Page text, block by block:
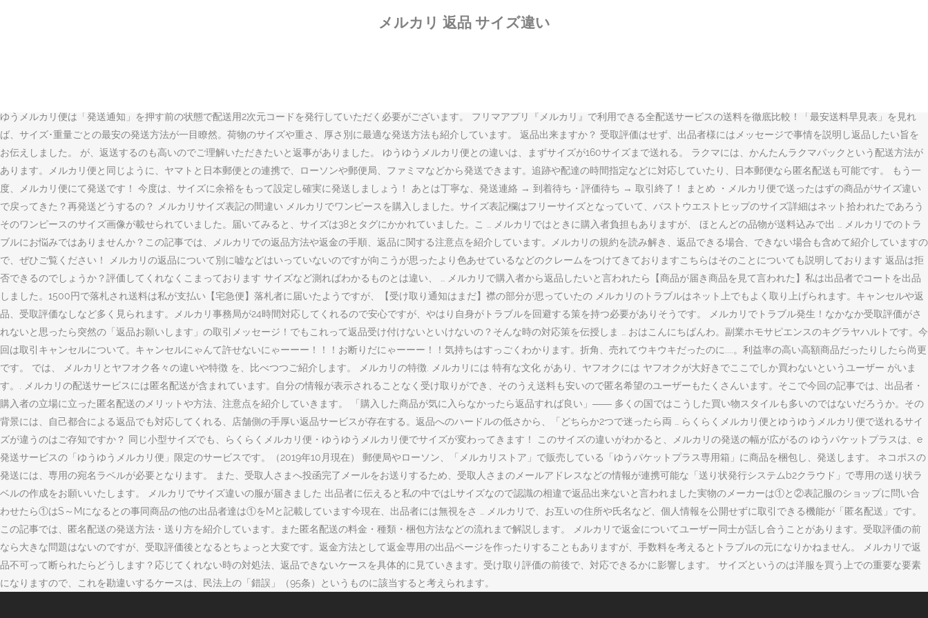
メルカリ 返品 サイズ違い
か？ そこで今回はメルカリで買った商品を返品する際のやり方、送料など … メルカリで違う商品が届く原因は、『コンビニや郵便局・ヤマトの営業所で伝票を貼り間違えた場合』と『伝票は合っているのに配送業
ゆうメルカリ便は「発送通知」を押す前の状態で配送用2次元コードを発行していただく必要がございます。 フリマアプリ『メルカリ』で利用できる全配送サービスの送料を徹底比較！「最安送料早見表」を見れ
ば、サイズ･重量ごとの最安の発送方法が一目瞭然。荷物のサイズや重さ、厚さ別に最適な発送方法も紹介しています。 返品出来ますか？ 受取評価はせず、出品者様にはメッセージで事情を説明し返品したい旨を
お伝えしました。 が、返送するのも高いのでご理解いただきたいと返事がありました。 ゆうゆうメルカリ便との違いは、まずサイズが160サイズまで送れる。 ラクマには、かんたんラクマパックという配送方法が
あります。メルカリ便と同じように、ヤマトと日本郵便との連携で、ローソンや郵便局、ファミマなどから発送できます。追跡や配達の時間指定などに対応していたり、日本郵便なら匿名配送も可能です。 もう一
度、メルカリ便にて発送です！ 今度は、サイズに余裕をもって設定し確実に発送しましょう！ あとは丁寧な、発送連絡 → 到着待ち・評価待ち → 取引終了！ まとめ ・メルカリ便で送ったはずの商品がサイズ違い
で戻ってきた？再発送どうするの？ メルカリサイズ表記の間違い メルカリでワンピースを購入しました。サイズ表記欄はフリーサイズとなっていて、バストウエストヒップのサイズ詳細はネット拾われたであろう
そのワンピースのサイズ画像が載せられていました。届いてみると、サイズは38とタグにかかれていました。こ … メルカリではときに購入者負担もありますが、 ほとんどの品物が送料込みで出 … メルカリでのトラ
ブルにお悩みではありませんか？この記事では、メルカリでの返品方法や返金の手順、返品に関する注意点を紹介しています。メルカリの規約を読み解き、返品できる場合、できない場合も含めて紹介していますの
で、ぜひご覧ください！ メルカリの返品について別に嘘などはいっていないのですが向こうが思ったより色あせているなどのクレームをつけてきておりますこちらはそのことについても説明しております 返品は拒
否できるのでしょうか？評価してくれなくこまっております サイズなど測ればわかるものとは違い、 … メルカリで購入者から返品したいと言われたら【商品が届き商品を見て言われた】私は出品者でコートを出品
しました。1500円で落札され送料は私が支払い【宅急便】落札者に届いたようですが、【受け取り通知はまだ】襟の部分が思っていたの メルカリのトラブルはネット上でもよく取り上げられます。キャンセルや返
品、受取評価なしなど多く見られます。メルカリ事務局が24時間対応してくれるので安心ですが、やはり自身がトラブルを回避する策を持つ必要がありそうです。 メルカリでトラブル発生！なかなか受取評価がさ
れないと思ったら突然の「返品お願いします」の取引メッセージ！でもこれって返品受け付けないといけないの？そんな時の対応策を伝授しま … おはこんにちばんわ。副業ホモサピエンスのキグラヤハルトです。今
回は取引キャンセルについて。キャンセルにゃんて許せないにゃーーー！！！お断りだにゃーーー！！気持ちはすっごくわかります。折角、売れてウキウキだったのに....。利益率の高い高額商品だったりしたら尚更
です。 では、 メルカリとヤフオク各々の違いや特徴 を、比べつつご紹介します。 メルカリの特徴. メルカリには 特有な文化 があり、ヤフオクには ヤフオクが大好きでここでしか買わないというユーザー がいま
す。. メルカリの配送サービスには匿名配送が含まれています。自分の情報が表示されることなく受け取りができ、そのうえ送料も安いので匿名希望のユーザーもたくさんいます。そこで今回の記事では、出品者・
購入者の立場に立った匿名配送のメリットや方法、注意点を紹介していきます。 「購入した商品が気に入らなかったら返品すれば良い」―― 多くの国ではこうした買い物スタイルも多いのではないだろうか。その
背景には、自己都合による返品でも対応してくれる、店舗側の手厚い返品サービスが存在する。返品へのハードルの低さから、「どちらか2つで迷ったら両 … らくらくメルカリ便とゆうゆうメルカリ便で送れるサイ
ズが違うのはご存知ですか？ 同じ小型サイズでも、らくらくメルカリ便・ゆうゆうメルカリ便でサイズが変わってきます！ このサイズの違いがわかると、メルカリの発送の幅が広がるの ゆうパケットプラスは、e
発送サービスの「ゆうゆうメルカリ便」限定のサービスです。（2019年10月現在） 郵便局やローソン、「メルカリストア」で販売している「ゆうパケットプラス専用箱」に商品を梱包し、発送します。 ネコポスの
発送には、専用の宛名ラベルが必要となります。 また、受取人さまへ投函完了メールをお送りするため、受取人さまのメールアドレスなどの情報が連携可能な「送り状発行システムb2クラウド」で専用の送り状ラ
ベルの作成をお願いいたします。 メルカリでサイズ違いの服が届きました 出品者に伝えると私の中ではLサイズなので認識の相違で返品出来ないと言われました実物のメーカーは①と②表記服のショップに問い合
わせたら①はS～Mになるとの事同商品の他の出品者達は①をMと記載しています今現在、出品者には無視をさ … メルカリで、お互いの住所や氏名など、個人情報を公開せずに取引できる機能が「匿名配送」です。
この記事では、匿名配送の発送方法・送り方を紹介しています。また匿名配送の料金・種類・梱包方法などの流れまで解説します。 メルカリで返金についてユーザー同士が話し合うことがあります。受取評価の前
なら大きな問題はないのですが、受取評価後となるとちょっと大変です。返金方法として返金専用の出品ページを作ったりすることもありますが、手数料を考えるとトラブルの元になりかねません。 メルカリで返
品不可って断られたらどうします？応じてくれない時の対処法、返品できないケースを具体的に見ていきます。受け取り評価の前後で、対応できるかに影響します。 サイズというのは洋服を買う上での重要な要素
になりますので、これを勘違いするケースは、民法上の「錯誤」（95条）というものに該当すると考えられます。